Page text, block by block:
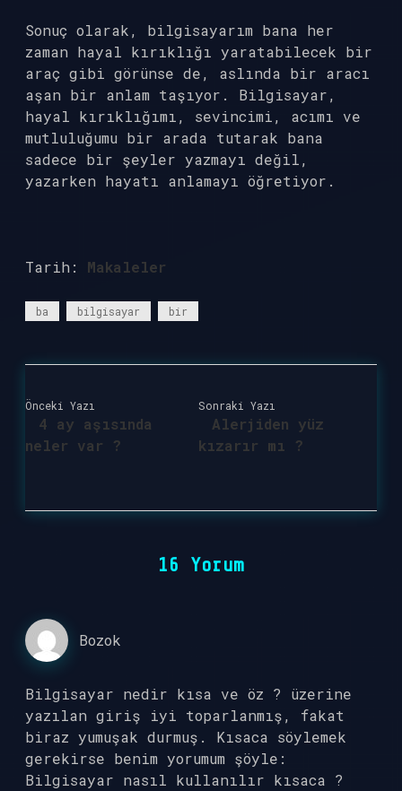
Sonuç olarak, bilgisayarım bana her
zaman hayal kırıklığı yaratabilecek bir
araç gibi görünse de, aslında bir aracı
aşan bir anlam taşıyor. Bilgisayar,
hayal kırıklığımı, sevincimi, acımı ve
mutluluğumu bir arada tutarak bana
sadece bir şeyler yazmayı değil,
yazarken hayatı anlamayı öğretiyor.
Tarih: Makaleler
ba bilgisayar bir
Önceki Yazı
4 ay aşısında
neler var ?
Sonraki Yazı
Alerjiden yüz
kızarır mı ?
16 Yorum
Bozok
Bilgisayar nedir kısa ve öz ? üzerine
yazılan giriş iyi toparlanmış, fakat
biraz yumuşak durmuş. Kısaca söylemek
gerekirse benim yorumum şöyle:
Bilgisayar nasıl kullanılır kısaca ?